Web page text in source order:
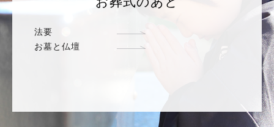
法要
お墓と仏壇